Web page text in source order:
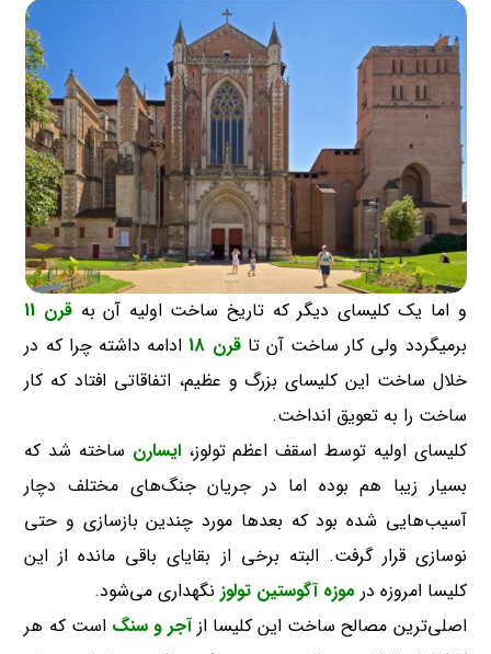
و اما یک کلیسای دیگر که تاریخ ساخت اولیه آن به قرن 11
برمیگردد ولی کار ساخت آن تاقرن 18
ادامه داشته چرا که در
خلال ساخت این کلیسای بزرگ و عظیم، اتفاقاتی افتاد که کار
ساخت را به تعویق انداخت.
کلیسای اولیه توسط اسقف اعظم تولوز،ایسارن ساخته شد که
بسیار زیبا هم بوده اما در جریان جنگ‌های مختلف دچار
آسیب‌هایی شده بود که بعد‌ها مورد چندین بازسازی و حتی
نوسازی قرار گرفت. البته برخی از بقایای باقی مانده از این
کلیسا امروزه در موزه آگوستین تولوز نگهداری می‌شود.
اصلی‌ترین مصالح ساخت این کلیسا ازآجر و سنگ است که هر